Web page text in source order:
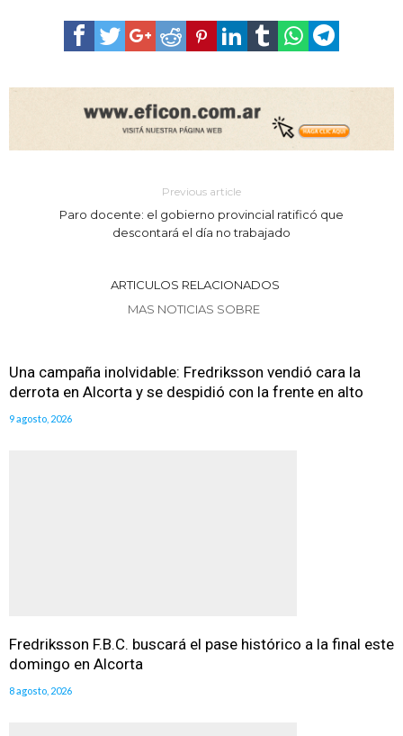
Previous article
Paro docente: el gobierno provincial ratificó que
descontará el día no trabajado
ARTICULOS RELACIONADOS
MAS NOTICIAS SOBRE
Una campaña inolvidable: Fredriksson vendió cara la
derrota en Alcorta y se despidió con la frente en alto
9 agosto, 2026
Fredriksson F.B.C. buscará el pase histórico a la final este
domingo en Alcorta
8 agosto, 2026